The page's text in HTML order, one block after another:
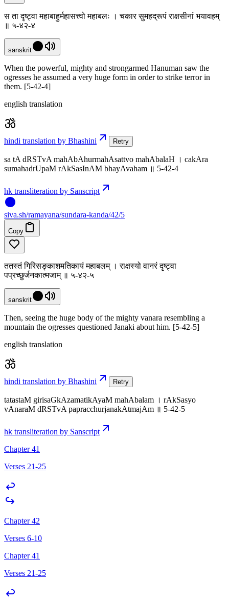
स ता दृष्ट्वा महाबाहुर्महासत्त्वो महाबलः । चकार सुमहद्रूपं राक्षसीनां भयावहम्
॥ ५-४२-४
sanskrit
When the powerful, mighty and strongarmed Hanuman saw the
ogresses he assumed a very huge form in order to strike terror in
them. [5-42-4]
english translation
hindi translation by Bhashini Retry
sa tA dRSTvA mahAbAhurmahAsattvo mahAbalaH । cakAra
sumahadrUpaM rAkSasInAM bhayAvaham ॥ 5-42-4
hk transliteration by Sanscript
siva.sh/ramayana/sundara-kanda/42/5
Copy
ततस्तं गिरिसङ्काशमतिकायं महाबलम् । राक्षस्यो वानरं दृष्ट्वा
पप्रच्छुर्जनकात्मजाम् ॥ ५-४२-५
sanskrit
Then, seeing the huge body of the mighty vanara resembling a
mountain the ogresses questioned Janaki about him. [5-42-5]
english translation
hindi translation by Bhashini Retry
tatastaM girisaGkAzamatikAyaM mahAbalam । rAkSasyo
vAnaraM dRSTvA papracchurjanakAtmajAm ॥ 5-42-5
hk transliteration by Sanscript
Chapter 41
Verses 21-25
Chapter 42
Verses 6-10
Chapter 41
Verses 21-25